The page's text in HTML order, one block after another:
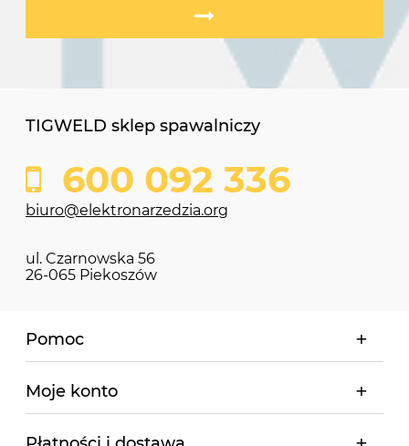
TIGWELD sklep spawalniczy
600 092 336
biuro@elektronarzedzia.org
ul. Czarnowska 56
26-065 Piekoszów
Pomoc
Moje konto